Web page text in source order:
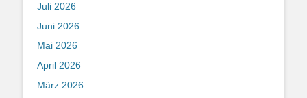
Juli 2026
Juni 2026
Mai 2026
April 2026
März 2026